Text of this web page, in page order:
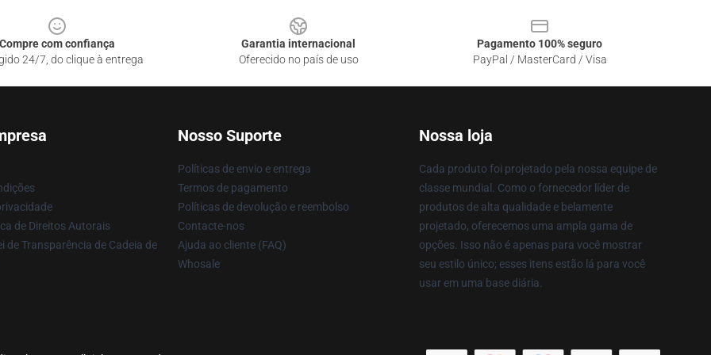
Compre com confiança
24/7, do clique à entrega
Garantia internacional
Oferecido no país de uso
Pagamento 100% seguro
PayPal / MasterCard / Visa
de Direitos Autorais
de Transparência de Cadeia de
Nosso Suporte
Políticas de envio e entrega
Termos de pagamento
Políticas de devolução e reembolso
Contacte-nos
Ajuda ao cliente (FAQ)
Whosale
Nossa loja
Cada produto foi projetado pela nossa equipe de
classe mundial. Como o fornecedor líder de
produtos de alta qualidade e belamente
projetado, oferecemos uma ampla gama de
opções. Isso não é apenas para você mostrar
seu estilo único; esses itens estão lá para você
usar em uma base diária.